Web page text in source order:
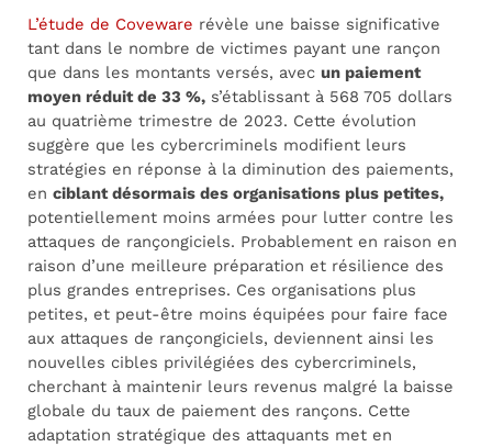
L’étude de Coveware révèle une baisse significative
tant dans le nombre de victimes payant une rançon
que dans les montants versés, avec un paiement
moyen réduit de 33 %, s’établissant à 568 705 dollars
au quatrième trimestre de 2023. Cette évolution
suggère que les cybercriminels modifient leurs
stratégies en réponse à la diminution des paiements,
en ciblant désormais des organisations plus petites,
potentiellement moins armées pour lutter contre les
attaques de rançongiciels. Probablement en raison en
raison d’une meilleure préparation et résilience des
plus grandes entreprises. Ces organisations plus
petites, et peut-être moins équipées pour faire face
aux attaques de rançongiciels, deviennent ainsi les
nouvelles cibles privilégiées des cybercriminels,
cherchant à maintenir leurs revenus malgré la baisse
globale du taux de paiement des rançons. Cette
adaptation stratégique des attaquants met en